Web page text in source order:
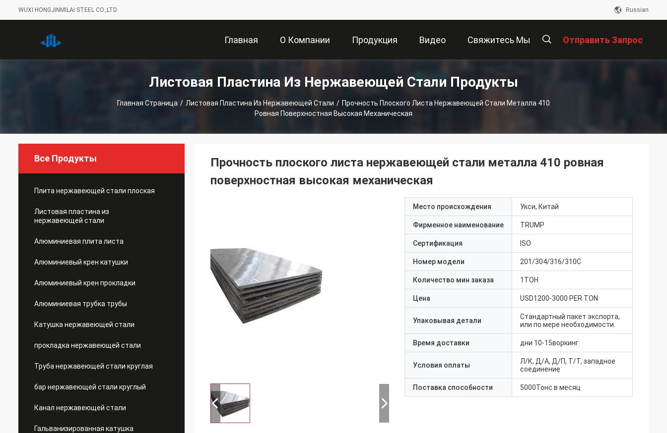
WUXI HONGJINMILAI STEEL CO.,LTD Russian
Главная
Страница
О Компании Продукция Видео Свяжитесь Мы Отправить Запрос
Листовая Пластина Из Нержавеющей Стали Продукты
Главная Страница / Листовая Пластина Из Нержавеющей Стали / Прочность Плоского Листа Нержавеющей Стали Металла 410
Ровная Поверхностная Высокая Механическая
Все Продукты
Плита нержавеющей стали плоская
Листовая пластина из
нержавеющей стали
Алюминиевая плита листа
Алюминиевый крен катушки
Алюминиевый крен прокладки
Алюминиевая трубка трубы
Катушка нержавеющей стали
прокладка нержавеющей стали
Труба нержавеющей стали круглая
бар нержавеющей стали круглый
Канал нержавеющей стали
Гальванизированная катушка
Прочность плоского листа нержавеющей стали металла 410 ровная
поверхностная высокая механическая
Место происхождения Укси, Китай
Фирменное наименование TRUMP
Сертификация ISO
Номер модели 201/304/316/310С
Количество мин заказа 1ТОН
Цена USD1200-3000 PER TON
Упаковывая детали
Стандартный пакет экспорта,
или по мере необходимости.
Время доставки дни 10-15воркинг
Условия оплаты
Л/К, Д/А, Д/П, Т/Т, западное
соединение
Поставка способности 5000Тонс в месяц